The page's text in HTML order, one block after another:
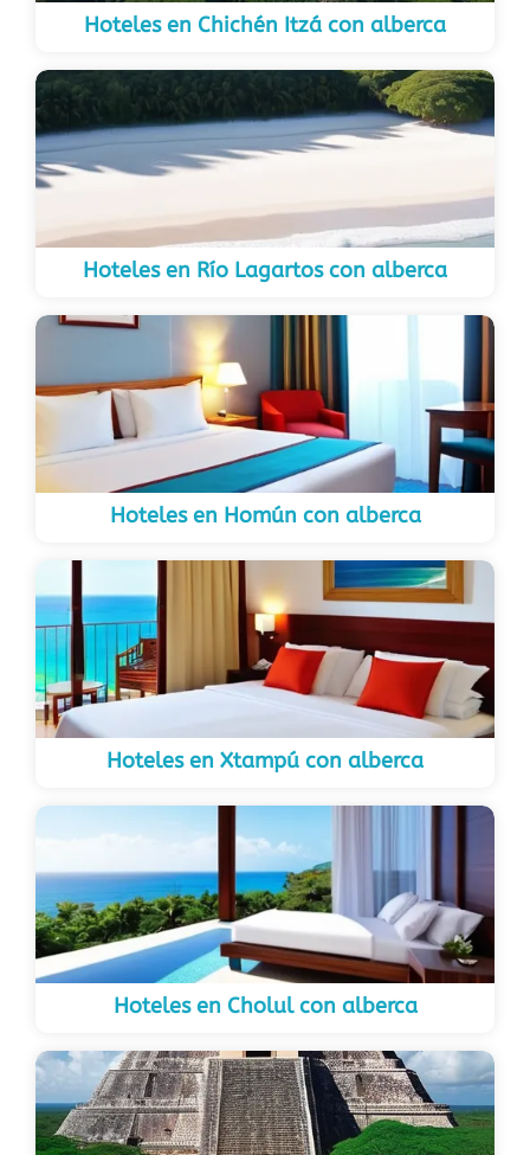
Hoteles en Chichén Itzá con alberca
Hoteles en Río Lagartos con alberca
Hoteles en Homún con alberca
Hoteles en Xtampú con alberca
Hoteles en Cholul con alberca